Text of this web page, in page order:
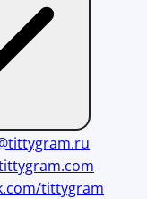
tittygram